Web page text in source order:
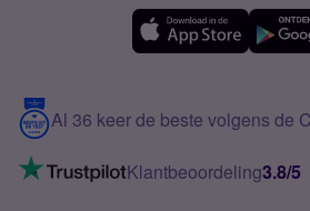
Meerdere nummers
5G internet
Mobiel internet
Mobiel abonnement
Contact
VoLTE 4G bellen
Al 36 keer de beste volgens de
Klantbeoordeling3.8/5